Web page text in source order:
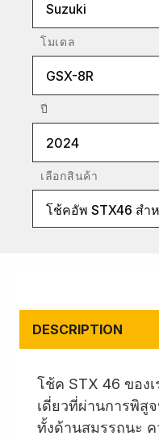
Suzuki
โมเดล
GSX-8R
ปี
2024
เลือกสินค้า
โช้คอัพ STX46 ส
DESCRIPTION
โช้ค STX 46 ของ
เดี่ยวที่ผ่านการพิสู
ทั้งด้านสมรรถนะ